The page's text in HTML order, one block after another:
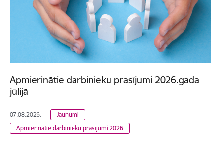
Apmierinātie darbinieku prasījumi 2026.gada
jūlijā
07.08.2026.
Jaunumi
Apmierinātie darbinieku prasījumi 2026